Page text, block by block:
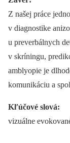
Z našej práce
v diagnostike
u preverbálnych
v skríningu,
amblyopie je
komunikáciu a
Kľúčové slová:
vizuálne